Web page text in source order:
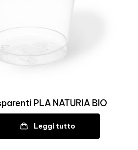
PLA NATURIA BIO
Leggi tutto